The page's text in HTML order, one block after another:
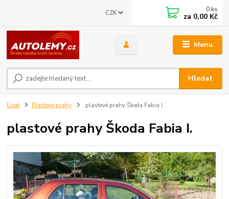
Menu
CZK
Hledat
0 ks
za 0,00 Kč
Úvod Plastové prahy plastové prahy Škoda Fabia I.
plastové prahy Škoda Fabia I.